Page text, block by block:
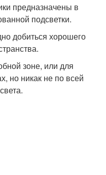
предназначены в
подсветки.
добиться хорошего
зоне, или для
но никак не по всей